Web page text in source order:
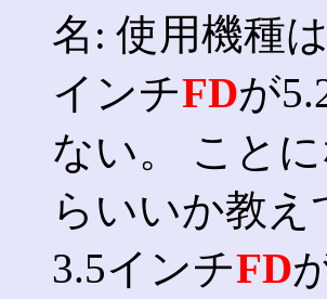
名: 使用機種
インチFDが
ない。 こと
らいいか教
3.5インチFD